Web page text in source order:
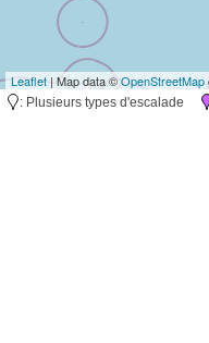
Leaflet | Map data ©OpenStreetMap
: Plusieurs types d'escalade